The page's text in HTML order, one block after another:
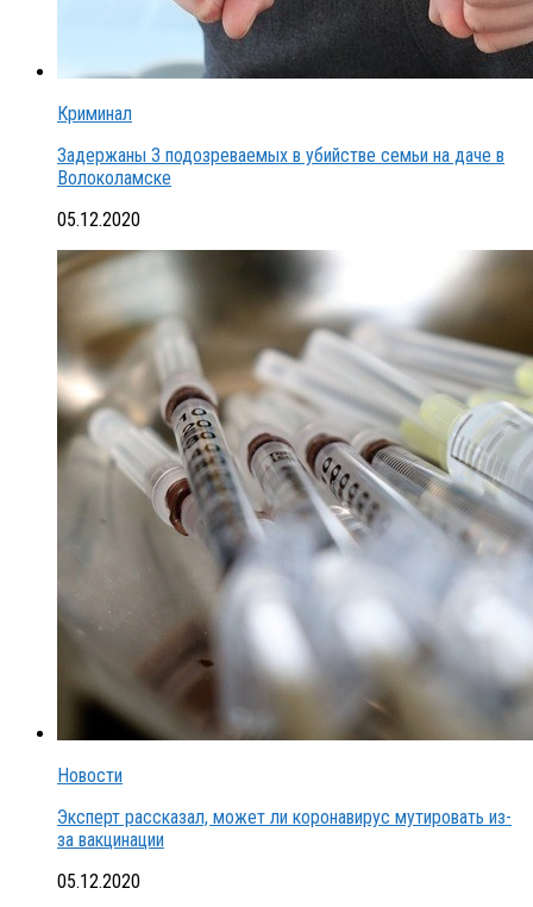
Криминал
Задержаны 3 подозреваемых в убийстве семьи на даче в
Волоколамске
05.12.2020
Новости
Эксперт рассказал, может ли коронавирус мутировать из-
за вакцинации
05.12.2020